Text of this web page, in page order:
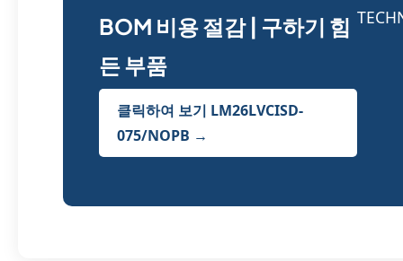
BOM 비용 절감 | 구하기 힘
든 부품
클릭하여 보기 LM26LVCISD-
075/NOPB →